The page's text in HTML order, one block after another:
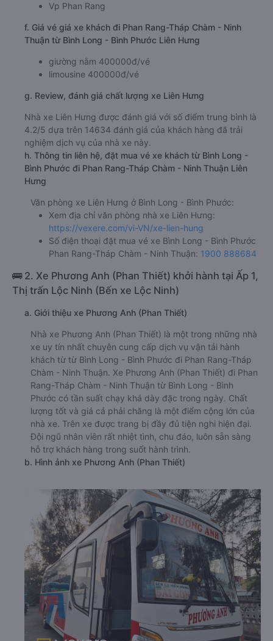
Vp Phan Rang
f. Giá vé giá xe khách đi Phan Rang-Tháp Chàm - Ninh
Thuận từ Bình Long - Bình Phước Liên Hưng
giường nằm 400000đ/vé
limousine 400000đ/vé
g. Review, đánh giá chất lượng xe Liên Hưng
Nhà xe Liên Hưng được đánh giá với số điểm trung bình là
4.2/5 dựa trên 14634 đánh giá của khách hàng đã trải
nghiệm dịch vụ của nhà xe này.
h. Thông tin liên hệ, đặt mua vé xe khách từ Bình Long -
Bình Phước đi Phan Rang-Tháp Chàm - Ninh Thuận Liên
Hưng
Văn phòng xe Liên Hưng ở Bình Long - Bình Phước:
Xem địa chỉ văn phòng nhà xe Liên Hưng:
https://vexere.com/vi-VN/xe-lien-hung
Số điện thoại đặt mua vé xe Bình Long - Bình Phước
Phan Rang-Tháp Chàm - Ninh Thuận: 1900 888684
🚌 2. Xe Phương Anh (Phan Thiết) khởi hành tại Ấp 1,
Thị trấn Lộc Ninh (Bến xe Lộc Ninh)
a. Giới thiệu xe Phương Anh (Phan Thiết)
Nhà xe Phương Anh (Phan Thiết) là một trong những nhà
xe uy tín nhất chuyên cung cấp dịch vụ vận tải hành
khách từ từ Bình Long - Bình Phước đi Phan Rang-Tháp
Chàm - Ninh Thuận. Xe Phương Anh (Phan Thiết) đi Phan
Rang-Tháp Chàm - Ninh Thuận từ Bình Long - Bình
Phước có tần suất chạy khá dày đặc trong ngày. Chất
lượng tốt và giá cả phải chăng là một điểm cộng lớn của
nhà xe. Trên xe được trang bị đầy đủ tiện nghi hiện đại.
Đội ngũ nhân viên rất nhiệt tình, chu đáo, luôn sẵn sàng
hỗ trợ khách hàng trong suốt hành trình.
b. Hình ảnh xe Phương Anh (Phan Thiết)